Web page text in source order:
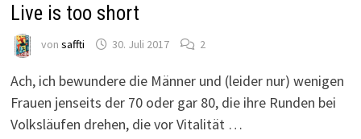
Live is too short
von saffti 30. Juli 2017 2
Ach, ich bewundere die Männer und (leider nur) wenigen
Frauen jenseits der 70 oder gar 80, die ihre Runden bei
Volksläufen drehen, die vor Vitalität …